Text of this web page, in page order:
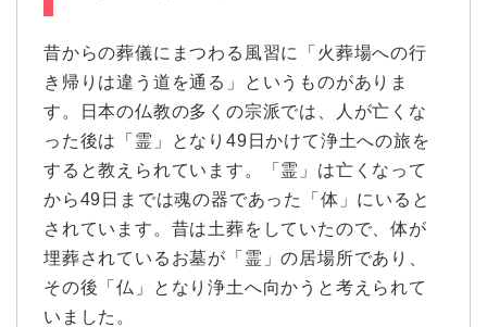
昔からの葬儀にまつわる風習に「火葬場への行
き帰りは違う道を通る」というものがありま
す。日本の仏教の多くの宗派では、人が亡くな
った後は「霊」となり49日かけて浄土への旅を
すると教えられています。「霊」は亡くなって
から49日までは魂の器であった「体」にいると
されています。昔は土葬をしていたので、体が
埋葬されているお墓が「霊」の居場所であり、
その後「仏」となり浄土へ向かうと考えられて
いました。